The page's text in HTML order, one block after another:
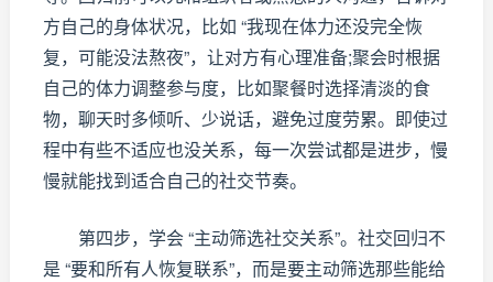
方自己的身体状况，比如 “我现在体力还没完全恢
复，可能没法熬夜”，让对方有心理准备;聚会时根据
自己的体力调整参与度，比如聚餐时选择清淡的食
物，聊天时多倾听、少说话，避免过度劳累。即使过
程中有些不适应也没关系，每一次尝试都是进步，慢
慢就能找到适合自己的社交节奏。
第四步，学会 “主动筛选社交关系”。社交回归不
是 “要和所有人恢复联系”，而是要主动筛选那些能给